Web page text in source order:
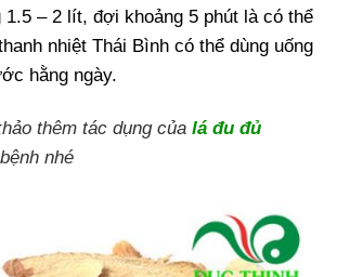
1.5 – 2 lít, đợi khoảng 5 phút là có thể
nhiệt Thái Bình có thể dùng uống
hằng ngày.
thêm tác dụng của lá đu đủ
nhé